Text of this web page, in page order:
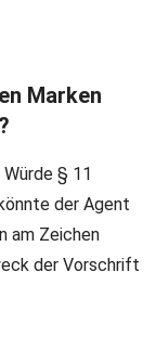
Marken
§ 11
der Agent
am Zeichen
der Vorschrift